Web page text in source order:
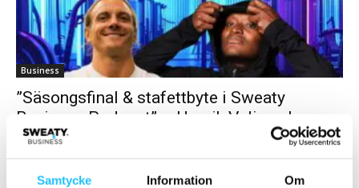
Samtycke Information Om
Business
”Säsongsfinal & stafettbyte i Sweaty
Business Podcast” – Henrik Valis och...
Sweaty Business 0
Säsongsfinal – och en överlämning. I det senaste avsnittet av
Sweaty Business Podcast avslutas inte bara vårsäsongen 2025 –